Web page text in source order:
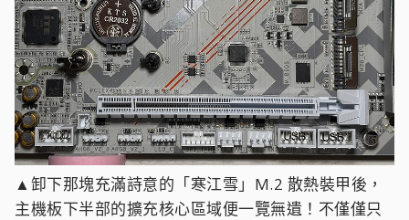
▲卸下那塊充滿詩意的「寒江雪」M.2 散熱裝甲後，
主機板下半部的擴充核心區域便一覽無遺！不僅僅只